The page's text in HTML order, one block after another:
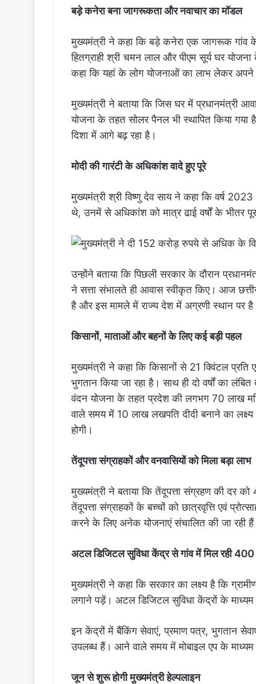
बड़े कनेरा बना जागरूकता और नवाचार का मॉडल
मुख्यमंत्री ने कहा कि बड़े कनेरा एक जागरूक गांव
हितग्राही श्री चमन लाल और पीएम सूर्य घर
कहा कि यहां के लोग योजनाओं का लाभ लेकर अपने
मुख्यमंत्री ने बताया कि जिस घर में प्रधानमंत्री
योजना के तहत सोलर पैनल भी स्थापित किया गया
दिशा में आगे बढ़ रहा है।
मोदी की गारंटी के अधिकांश वादे हुए पूरे
मुख्यमंत्री श्री विष्णु देव साय ने कहा कि वर्ष
थे, उनमें से अधिकांश को मात्र ढाई वर्षों के भीतर
उन्होंने बताया कि पिछली सरकार के दौरान
ने सत्ता संभालते ही आवास स्वीकृत किए। आज
है और इस मामले में राज्य देश में अग्रणी स्थान पर
किसानों, माताओं और बहनों के लिए कई बड़ी पहल
मुख्यमंत्री ने कहा कि किसानों से 21 क्विंटल
भुगतान किया जा रहा है। साथ ही दो वर्षों का
वंदन योजना के तहत प्रदेश की लगभग 70 लाख
वाले समय में 10 लाख लखपति दीदी बनाने का
होगी।
तेंदूपत्ता संग्राहकों और वनवासियों को मिला बड़ा लाभ
मुख्यमंत्री ने बताया कि तेंदूपत्ता संग्रहण की दर
तेंदूपत्ता संग्राहकों के बच्चों को छात्रवृत्ति एवं
करने के लिए अनेक योजनाएं संचालित की जा रही
अटल डिजिटल सुविधा केंद्र से गांव में मिल रही
मुख्यमंत्री ने कहा कि सरकार का लक्ष्य है कि
लगाने पड़ें। अटल डिजिटल सुविधा केंद्रों के
इन केंद्रों में बैंकिंग सेवाएं, प्रमाण पत्र, भुगतान
उपलब्ध हैं। आने वाले समय में मोबाइल एप के
जून से शुरू होगी मुख्यमंत्री हेल्पलाइन